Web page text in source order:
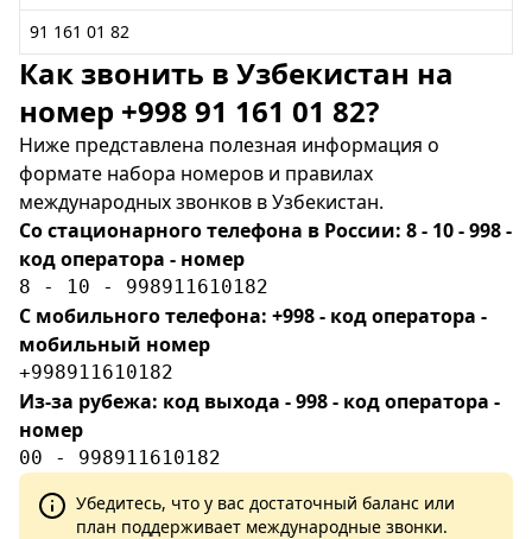
91 161 01 82
Как звонить в Узбекистан на
номер +998 91 161 01 82?
Ниже представлена полезная информация о
формате набора номеров и правилах
международных звонков в Узбекистан.
Со стационарного телефона в России: 8 - 10 - 998 -
код оператора - номер
8 - 10 - 998911610182
С мобильного телефона: +998 - код оператора -
мобильный номер
+998911610182
Из-за рубежа: код выхода - 998 - код оператора -
номер
00 - 998911610182
Убедитесь, что у вас достаточный баланс или
план поддерживает международные звонки.